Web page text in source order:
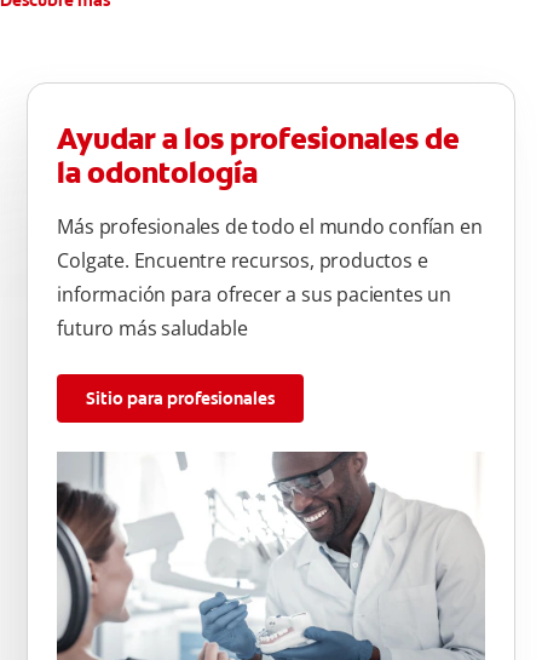
Ayudar a los profesionales de
la odontología
Más profesionales de todo el mundo confían en
Colgate. Encuentre recursos, productos e
información para ofrecer a sus pacientes un
futuro más saludable
Sitio para profesionales